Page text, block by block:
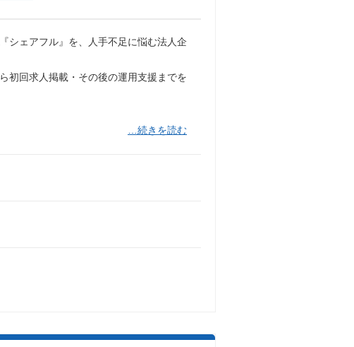
シェアフル』を、人手不足に悩む法人企
初回求人掲載・その後の運用支援までを
…続きを読む